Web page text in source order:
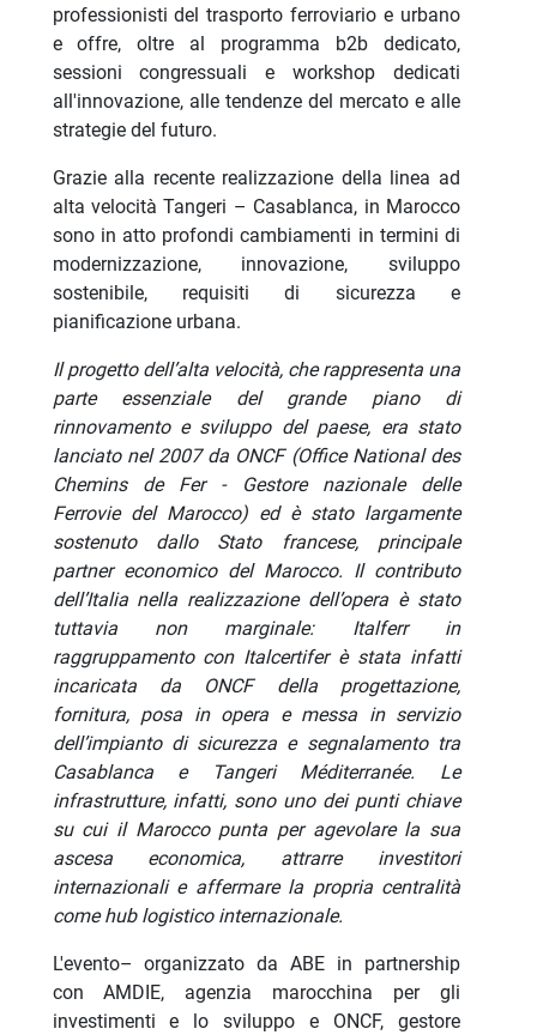
professionisti del trasporto ferroviario e urbano
e offre, oltre al programma b2b dedicato,
sessioni congressuali e workshop dedicati
all'innovazione, alle tendenze del mercato e alle
strategie del futuro.
Grazie alla recente realizzazione della linea ad
alta velocità Tangeri – Casablanca, in Marocco
sono in atto profondi cambiamenti in termini di
modernizzazione, innovazione, sviluppo
sostenibile, requisiti di sicurezza e
pianificazione urbana.
Il progetto dell’alta velocità, che rappresenta una
parte essenziale del grande piano di
rinnovamento e sviluppo del paese, era stato
lanciato nel 2007 da ONCF (Office National des
Chemins de Fer - Gestore nazionale delle
Ferrovie del Marocco) ed è stato largamente
sostenuto dallo Stato francese, principale
partner economico del Marocco. Il contributo
dell’Italia nella realizzazione dell’opera è stato
tuttavia non marginale: Italferr in
raggruppamento con Italcertifer è stata infatti
incaricata da ONCF della progettazione,
fornitura, posa in opera e messa in servizio
dell’impianto di sicurezza e segnalamento tra
Casablanca e Tangeri Méditerranée. Le
infrastrutture, infatti, sono uno dei punti chiave
su cui il Marocco punta per agevolare la sua
ascesa economica, attrarre investitori
internazionali e affermare la propria centralità
come hub logistico internazionale.
L'evento– organizzato da ABE in partnership
con AMDIE, agenzia marocchina per gli
investimenti e lo sviluppo e ONCF, gestore